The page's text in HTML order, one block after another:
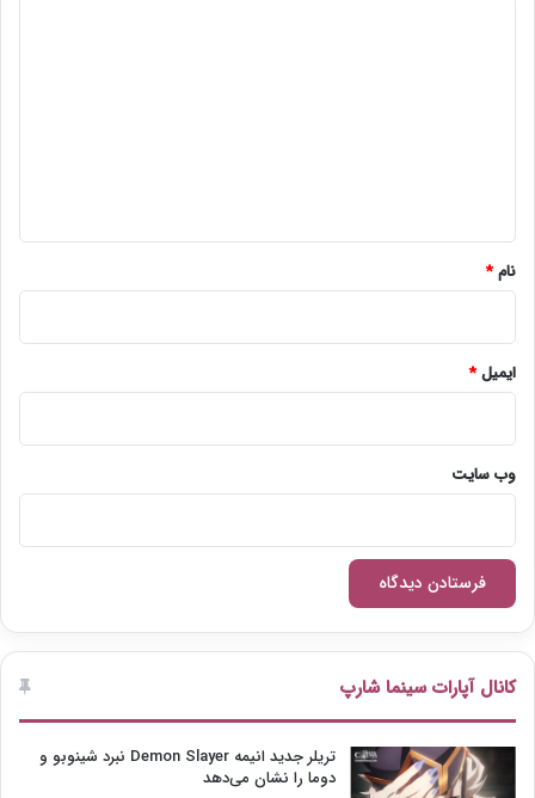
نام*
ایمیل*
وب‌ سایت
کانال آپارات سینما شارپ
تریلر جدید انیمه Demon Slayer نبرد شینوبو و
دوما را نشان می‌دهد